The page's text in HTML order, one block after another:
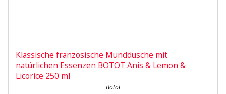
Klassische französische Munddusche mit
natürlichen Essenzen BOTOT Anis & Lemon &
Licorice 250 ml
Botot